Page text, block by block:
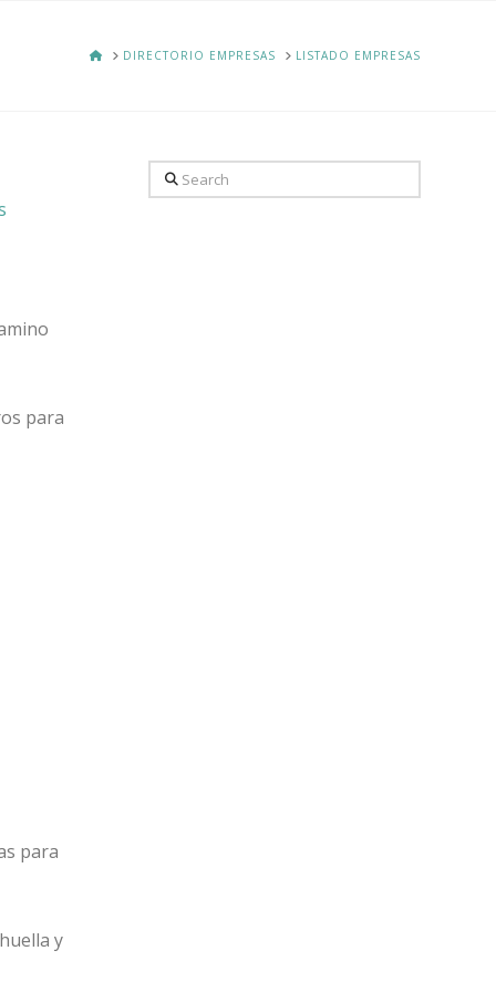
HOMEDIRECTORIO EMPRESAS LISTADO EMPRESAS
para
para
y
Search